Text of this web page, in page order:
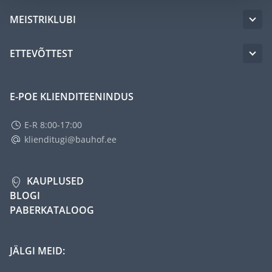
MEISTRIKLUBI
ETTEVÕTTEST
E-POE KLIENDITEENINDUS
E-R 8:00-17:00
klienditugi@bauhof.ee
KAUPLUSED
BLOGI
PABERKATALOOG
JÄLGI MEID: